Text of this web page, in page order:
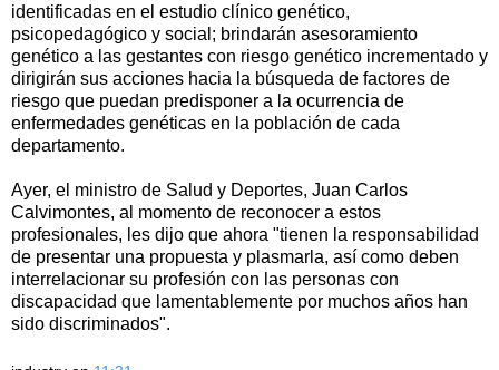
identificadas en el estudio clínico genético,
psicopedagógico y social; brindarán asesoramiento
genético a las gestantes con riesgo genético incrementado y
dirigirán sus acciones hacia la búsqueda de factores de
riesgo que puedan predisponer a la ocurrencia de
enfermedades genéticas en la población de cada
departamento.
Ayer, el ministro de Salud y Deportes, Juan Carlos
Calvimontes, al momento de reconocer a estos
profesionales, les dijo que ahora "tienen la responsabilidad
de presentar una propuesta y plasmarla, así como deben
interrelacionar su profesión con las personas con
discapacidad que lamentablemente por muchos años han
sido discriminados".